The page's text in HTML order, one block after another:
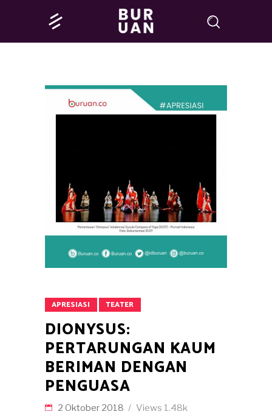
APRESIASI TEATER
DIONYSUS:
PERTARUNGAN KAUM
BERIMAN DENGAN
PENGUASA
2 Oktober 2018 Views 1.48k